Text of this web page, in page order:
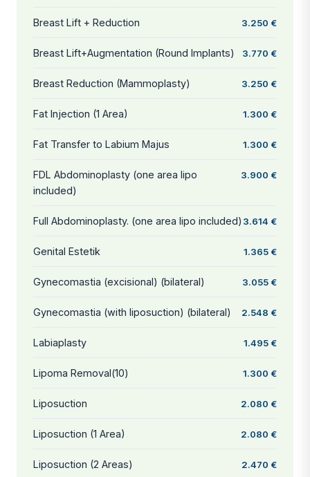
Breast Lift + Reduction 3.250 €
Breast Lift+Augmentation (Round Implants) 3.770 €
Breast Reduction (Mammoplasty) 3.250 €
Fat Injection (1 Area) 1.300 €
Fat Transfer to Labium Majus 1.300 €
FDL Abdominoplasty (one area lipo
included)
3.900 €
Full Abdominoplasty. (one area lipo included) 3.614 €
Genital Estetik 1.365 €
Gynecomastia (excisional) (bilateral) 3.055 €
Gynecomastia (with liposuction) (bilateral) 2.548 €
Labiaplasty 1.495 €
Lipoma Removal(10) 1.300 €
Liposuction 2.080 €
Liposuction (1 Area) 2.080 €
Liposuction (2 Areas) 2.470 €